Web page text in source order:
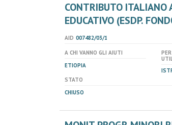
CONTRIBUTO ITALIANO
EDUCATIVO (ESDP.
AID 007482/03/1
A CHI VANNO GLI AIUTI
ETIOPIA
STATO
CHIUSO